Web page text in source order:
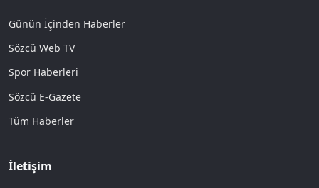
Günün İçinden Haberler
Sözcü Web TV
Spor Haberleri
Sözcü E-Gazete
Tüm Haberler
İletişim